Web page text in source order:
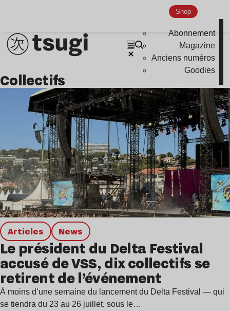
Shop
Abonnement
Magazine
Anciens numéros
Goodies
collectifs
Articles news
Le président du Delta Festival
accusé de VSS, dix collectifs se
retirent de l’événement
À moins d’une semaine du lancement du Delta Festival — qui
se tiendra du 23 au 26 juillet, sous le…